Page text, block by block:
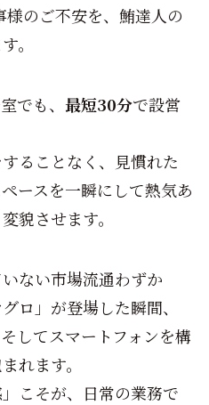
のご不安を、鮪達人の
。
でも、 最短30分で設営
ることなく、見慣れた
ースを一瞬にして熱気あ
貌させます。
ない市場流通わずか
ロ」が登場した瞬間、
してスマートフォンを構
れます。
こそが、日常の業務で